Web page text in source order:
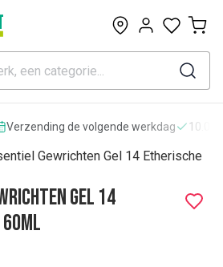
0
Verzending de volgende werkdag
Gewrichten Gel 14 Etherische
Gel 14